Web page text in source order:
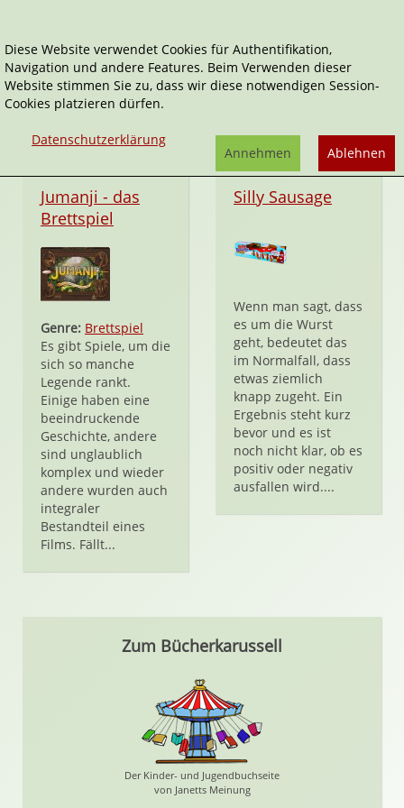
Spin Master
Jumanji - das
Brettspiel
Genre: Brettspiel
Es gibt Spiele, um die
sich so manche
Legende rankt.
Einige haben eine
beeindruckende
Geschichte, andere
sind unglaublich
komplex und wieder
andere wurden auch
integraler
Bestandteil eines
Films. Fällt...
Spielzeug
Silly Sausage
Wenn man sagt, dass
es um die Wurst
geht, bedeutet das
im Normalfall, dass
etwas ziemlich
knapp zugeht. Ein
Ergebnis steht kurz
bevor und es ist
noch nicht klar, ob es
positiv oder negativ
ausfallen wird....
Zum Bücherkarussell
Der Kinder- und Jugendbuchseite
von Janetts Meinung
Diese Website verwendet Cookies für Authentifikation,
Navigation und andere Features. Beim Verwenden dieser
Website stimmen Sie zu, dass wir diese notwendigen Session-
Cookies platzieren dürfen.
Datenschutzerklärung
Ablehnen
Annehmen